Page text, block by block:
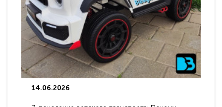
14.06.2026